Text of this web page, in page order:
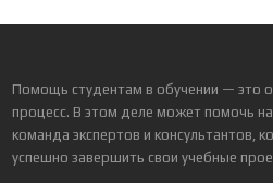
Помощь студентам в обучении — это
процесс. В этом деле может помочь
команда экспертов и консультантов,
успешно завершить свои учебные